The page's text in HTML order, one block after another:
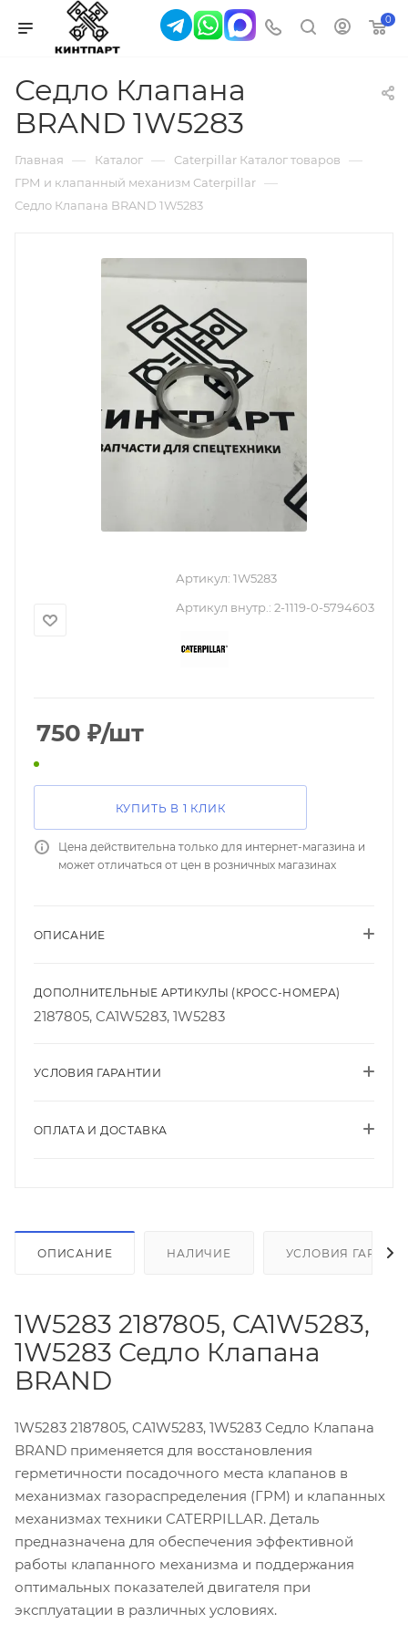
0
Седло Клапана
BRAND 1W5283
Главная — Каталог — Caterpillar Каталог товаров —
ГРМ и клапанный механизм Caterpillar —
Седло Клапана BRAND 1W5283
Артикул: 1W5283
Артикул внутр.: 2-1119-0-5794603
750 ₽/шт
КУПИТЬ В 1 КЛИК
Цена действительна только для интернет-магазина и
может отличаться от цен в розничных магазинах
ОПИСАНИЕ
ДОПОЛНИТЕЛЬНЫЕ АРТИКУЛЫ (КРОСС-НОМЕРА)
2187805, CA1W5283, 1W5283
УСЛОВИЯ ГАРАНТИИ
ОПЛАТА И ДОСТАВКА
ОПИСАНИЕ НАЛИЧИЕ УСЛОВИЯ
1W5283 2187805, CA1W5283,
1W5283 Седло Клапана
BRAND
1W5283 2187805, CA1W5283, 1W5283 Седло Клапана
BRAND применяется для восстановления
герметичности посадочного места клапанов в
механизмах газораспределения (ГРМ) и клапанных
механизмах техники CATERPILLAR. Деталь
предназначена для обеспечения эффективной
работы клапанного механизма и поддержания
оптимальных показателей двигателя при
эксплуатации в различных условиях.